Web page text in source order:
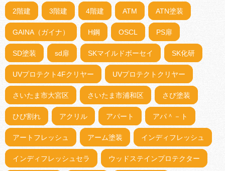
2階建 3階建 4階建 ATM ATN塗装
GAINA（ガイナ） H鋼 OSCL PS扉
SD塗装 sd扉 SKマイルドボーセイ SK化研
UVプロテクト4Fクリヤー UVプロテクトクリヤー
さいたま市大宮区 さいたま市浦和区 さび塗装
ひび割れ アクリル アパート アパ＾－ト
アートフレッシュ アーム塗装 インディフレッシュ
インディフレッシュセラ ウッドステインプロテクター